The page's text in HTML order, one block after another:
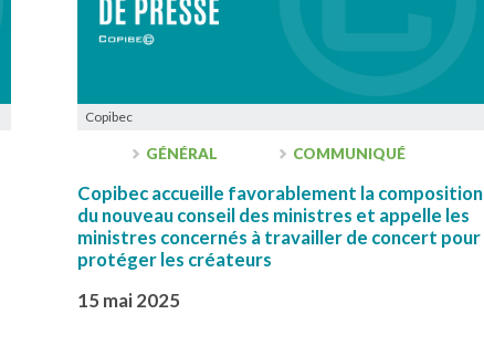
Copibec
GÉNÉRAL COMMUNIQUÉ
Copibec accueille favorablement la composition
du nouveau conseil des ministres et appelle les
ministres concernés à travailler de concert pour
protéger les créateurs
15 mai 2025